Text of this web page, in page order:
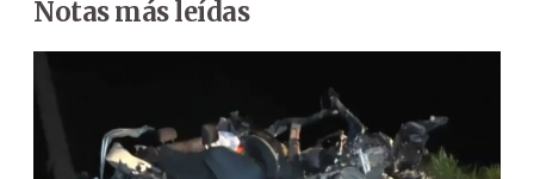
Notas más leídas